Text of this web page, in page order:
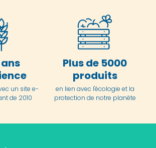
ans
un site e-
de 2010
Plus de 5000
produits
en lien avec l'écologie et la
protection de notre planète